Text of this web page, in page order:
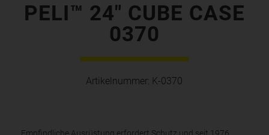
PELI™ 24″ CUBE CASE
0370
Artikelnummer: K-0370